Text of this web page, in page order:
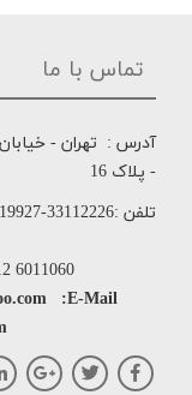
تماس با ما
آدرس : تهران -
- پلاک 16
تلفن :33112226-33119927 -33958351 - 33958360
:E-Mail